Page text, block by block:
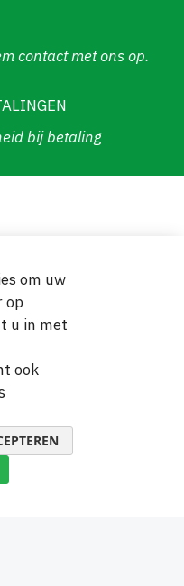
contact met ons op.
bij betaling
om uw
op
u in met
ook